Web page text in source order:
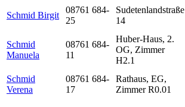
Schmid Birgit
08761 684-
25
Sudetenlandstraße
14
Schmid
Manuela
08761 684-
11
Huber-Haus, 2.
OG, Zimmer
H2.1
Schmid
Verena
08761 684-
17
Rathaus, EG,
Zimmer R0.01